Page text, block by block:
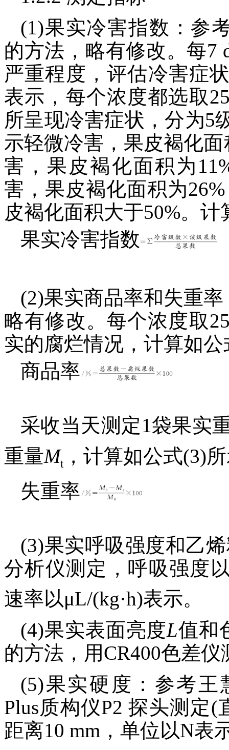
(1)果实冷害指数：参
的方法，略有修改。每7
严重程度，评估冷害症
表示，每个浓度都选取
所呈现冷害症状，分为5
示轻微冷害，果皮褐化
害，果皮褐化面积为
害，果皮褐化面积为
皮褐化面积大于50%。
果实冷害指数
(2)果实商品率和失重
略有修改。每个浓度取
实的腐烂情况，计算如
商品率
采收当天测定1袋果实
重量Mt
，计算如公式(3)
失重率
(3)果实呼吸强度和乙
分析仪测定，呼吸强度
速率以μL/(kg·h)表示。
(4)果实表面亮度L值和
的方法，用CR400色差仪
(5)果实硬度：参考王
Plus质构仪P2 探头测定(
距离10 mm，单位以N表